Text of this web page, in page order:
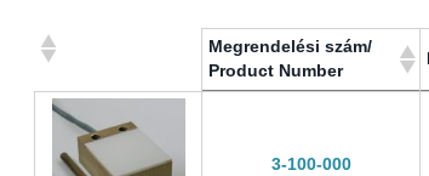
Megrendelési szám/
Product Number
3-100-000